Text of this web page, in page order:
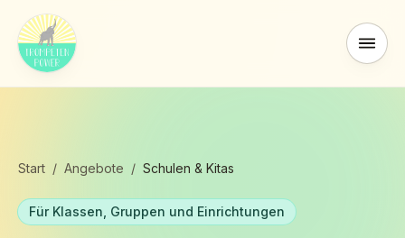
Start / Angebote / Schulen & Kitas
Für Klassen, Gruppen und Einrichtungen